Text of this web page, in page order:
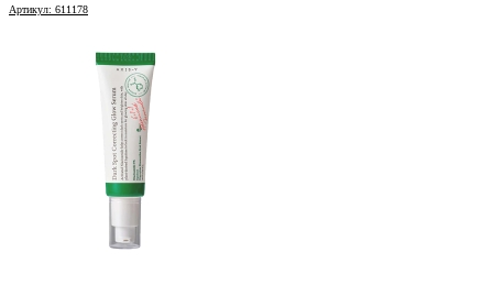
Артикул: 611178